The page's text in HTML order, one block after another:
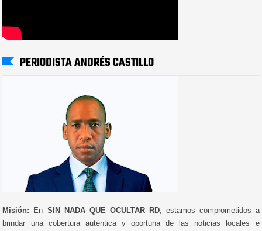
PERIODISTA ANDRÉS CASTILLO
Misión: En SIN NADA QUE OCULTAR RD, estamos comprometidos a
brindar una cobertura auténtica y oportuna de las noticias locales e